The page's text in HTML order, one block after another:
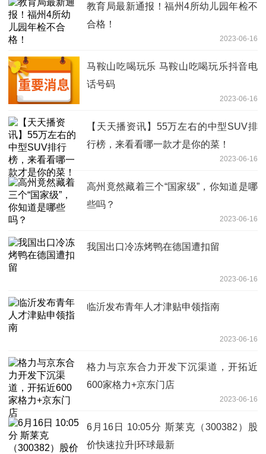
教育局最新通报！福州4所幼儿园年检不
合格！
2023-06-16
马鞍山吃喝玩乐 马鞍山吃喝玩乐抖音电
话号码
2023-06-16
【天天播资讯】55万左右的中型SUV排
行榜，来看看哪一款才是你的菜！
2023-06-16
高州竟然藏着三个“国家级”，你知道是哪
些吗？
2023-06-16
我国出口冷冻烤鸭在德国遭扣留
2023-06-16
临沂发布青年人才津贴申领指南
2023-06-16
格力与京东合力开发下沉渠道，开拓近
600家格力+京东门店
2023-06-16
6月16日 10:05分 斯莱克（300382）股
价快速拉升|环球最新